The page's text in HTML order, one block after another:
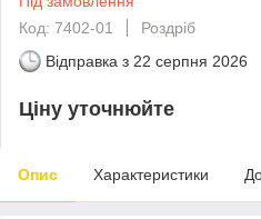
Код: 7402-01
Роздріб
Відправка з 22 серпня 2026
Ціну уточнюйте
Опис Характеристики